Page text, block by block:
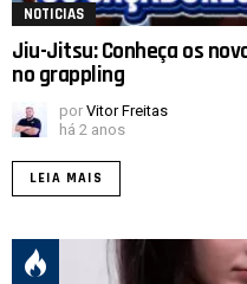
NOTICIAS
Jiu-Jitsu: Conheça os
no grappling
por Vitor Freitas
há 2 anos
LEIA MAIS